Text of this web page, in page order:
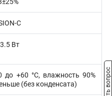
C
Вт
до +60 °C, влажность 90%
(без конденсата)